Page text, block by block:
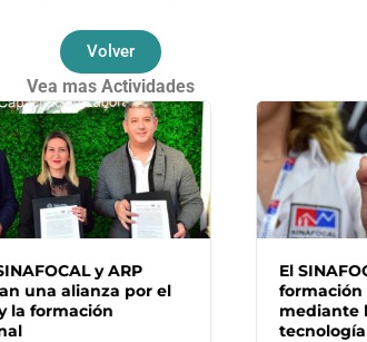
Volver
Vea mas Actividades
el
El SINAFOCAL impulsa la
formación profesional
mediante la utilización
tecnología y accesibles